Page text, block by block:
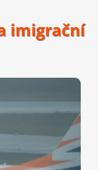
imigrační